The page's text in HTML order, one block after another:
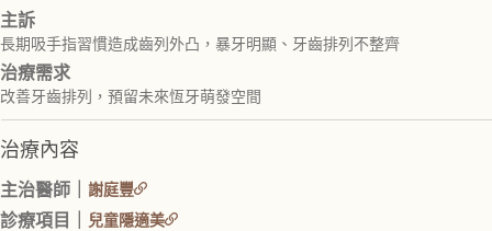
主訴
長期吸手指習慣造成齒列外凸，暴牙明顯、牙齒排列不整齊
治療需求
改善牙齒排列，預留未來恆牙萌發空間
治療內容
主治醫師｜ 謝庭豐
診療項目｜ 兒童隱適美